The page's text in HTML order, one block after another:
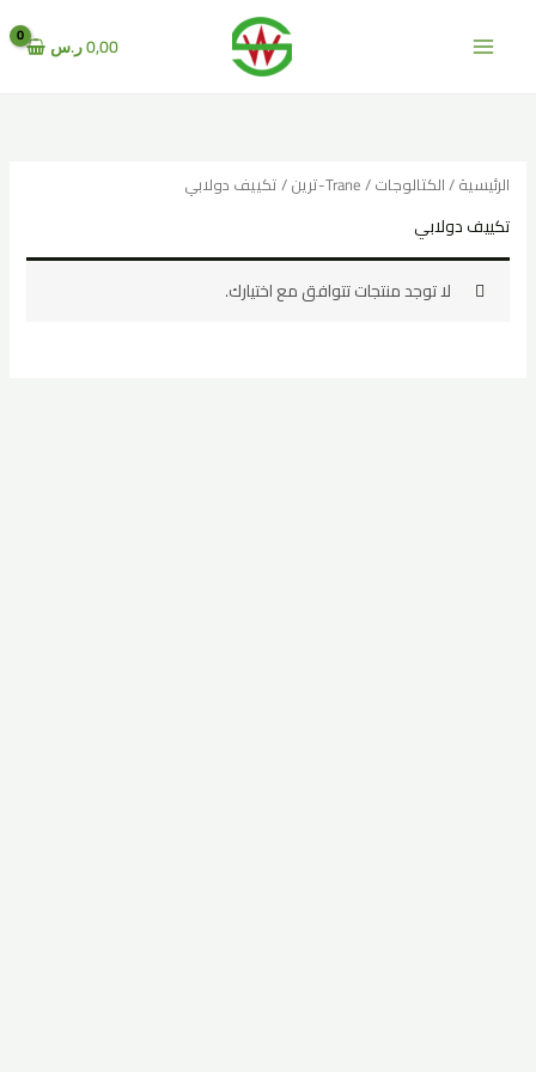
0,00ر.س
الرئيسية/الكتالوجات/Trane-ترين / تكييف دولابي
تكييف دولابي
لا توجد منتجات تتوافق مع اختيارك.